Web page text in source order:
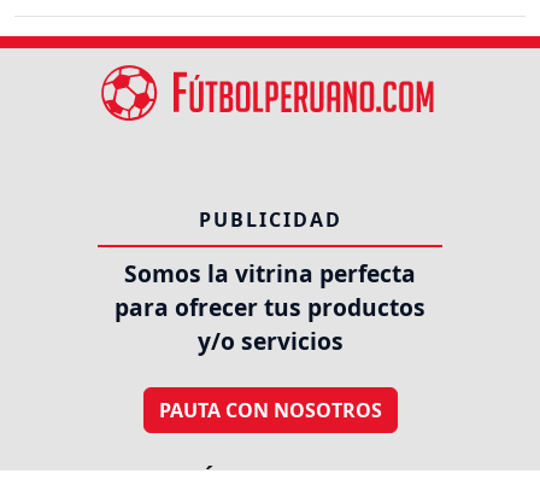
PUBLICIDAD
Somos la vitrina perfecta
para ofrecer tus productos
y/o servicios
PAUTA CON NOSOTROS
SÍGUENOS EN